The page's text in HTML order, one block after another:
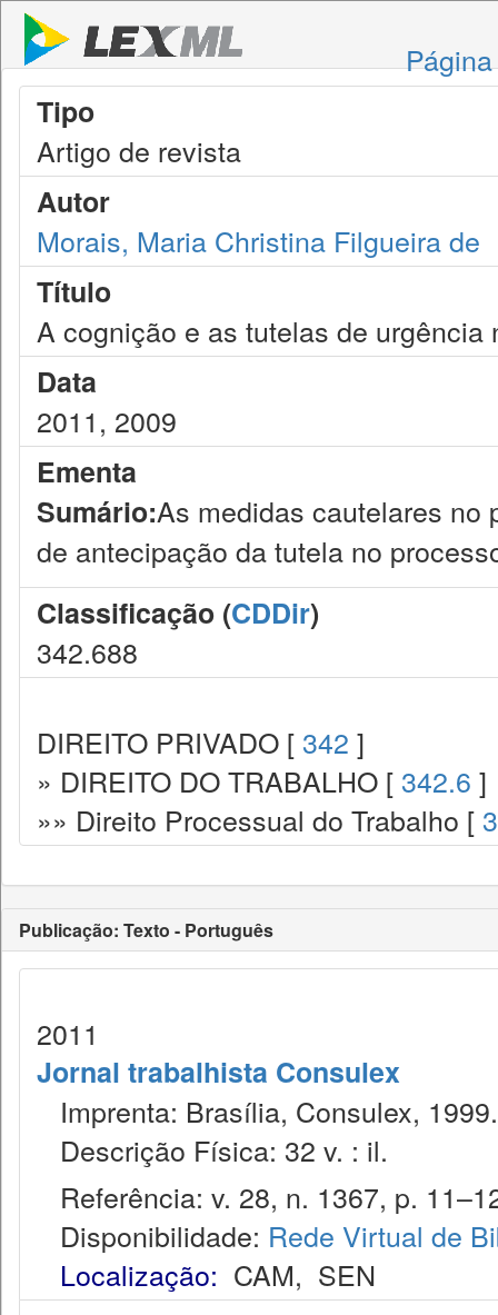
Tipo
Artigo de revista
Autor
Morais, Maria Christina Filgueira de
Título
A cognição e as tutelas de
Data
2011, 2009
Ementa
Sumário:As medidas cautelares no
de antecipação da tutela no
Classificação (CDDir)
342.688
DIREITO PRIVADO [ 342 ]
» DIREITO DO TRABALHO [ 342.6 ]
»» Direito Processual do Trabalho [
Publicação: Texto - Português
2011
Jornal trabalhista Consulex
Imprenta: Brasília, Consulex, 1999.
Descrição Física: 32 v. : il.
Referência: v. 28, n. 1367, p.
Disponibilidade: Rede Virtual de
Localização: CAM, SEN